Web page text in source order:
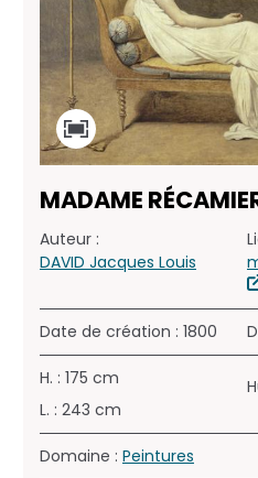
MADAME
Auteur :
DAVID Jacques Louis
Date de création : 1800
H. : 175 cm
L. : 243 cm
Domaine : Peintures